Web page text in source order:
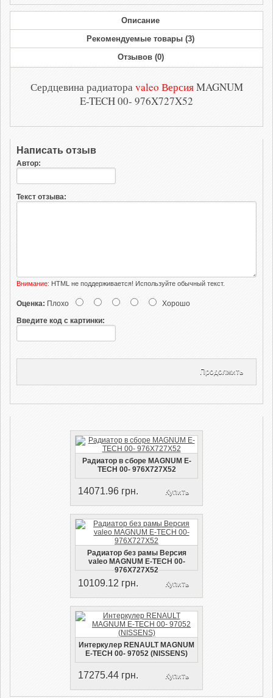
Описание
Рекомендуемые товары (3)
Отзывов (0)
Сердцевина радиатораvaleo ВерсияMAGNUM
E-TECH 00- 976X727X52
Написать отзыв
Автор:
Текст отзыва:
Внимание: HTML не поддерживается! Используйте обычный текст.
Оценка: Плохо
Хорошо
Введите код с картинки:
Продолжить
Радиатор в cборе MAGNUM E-
TECH 00- 976X727X52
14071.96 грн. Купить
Радиатор без рамы Версия
valeo MAGNUM E-TECH 00-
976X727X52
10109.12 грн. Купить
Интеркулер RENAULT MAGNUM
E-TECH 00- 97052 (NISSENS)
17275.44 грн. Купить